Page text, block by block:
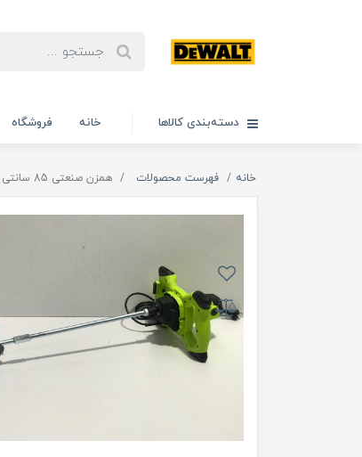
دسته‌بندی کالاها خانه فروشگاه
خانه فهرست محصولات همزن صنعتی 85 سانتی متر 1600 وات ایکسکورت مدل 85CM_1600W اصلی